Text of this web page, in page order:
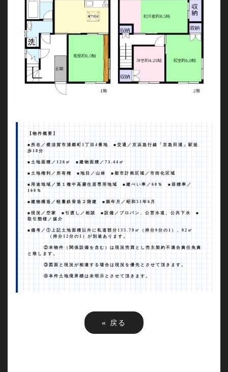
【物件概要】
■所在／横須賀市浦郷町 1 丁目 4 番地 ■交通／京浜急行線「京急田浦」駅徒
歩 18 分
■土地面積／ 126 ㎡ ■建物面積／ 73.44 ㎡
■土地権利／所有権 ■地目／山林 ■都市計画区域／市街化区域
■用途地域／第１種中高層住居専用地域 ■建ぺい率／ 60 ％ ■ 容積率／
160 ％
■建物構造／軽量鉄骨造２階建 ■築年月／昭和 51 年 6 月
■現況／空家 ■引渡し／相談 ■設備／プロパン、公営水道、公共下水 ■
取引態様／媒介
■備考／①上記土地面積以外に私道部分 135.79 ㎡（持分 9 分の 1 ）、 92 ㎡
（持分12分の1 ）が別途あります。
②本物件（関係設備を含む）は現況売買とし売主契約不適合責任免責
と致します。
③図面と現況が相違する場合は現況を優先とさせて頂きます。
④本件土地境界標は未明示とさせて頂きます。
« 戻る